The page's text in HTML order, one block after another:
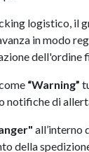
logistico, il
in modo
dell'ordine
“Warning”
notifiche di
all’interno
della